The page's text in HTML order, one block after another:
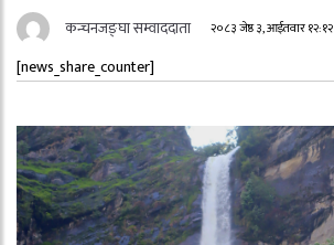
कन्चनजङ्घा सम्वाददाता २०८३ जेष्ठ ३, आईतवार १२:१२
[news_share_counter]